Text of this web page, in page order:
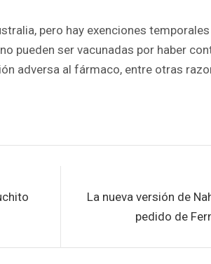
pero hay exenciones
pueden ser vacunadas por haber
adversa al fármaco, entre otras
La nueva versión de
pedido de